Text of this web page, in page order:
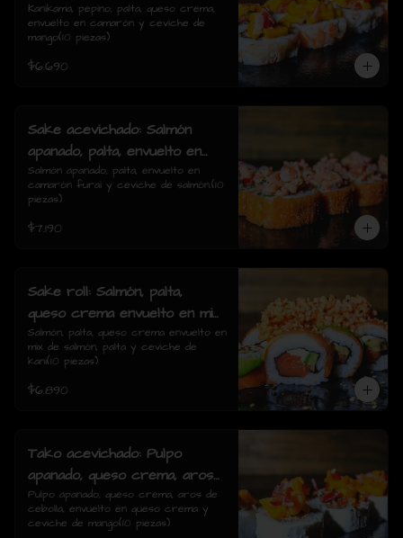
envuelto en camarón y
ceviche de mango(10 piezas)
Kanikama, pepino, palta, queso crema,
envuelto en camarón y ceviche de
mango(10 piezas)
$6.690
Sake acevichado: Salmón
apanado, palta, envuelto en
camarón furai y ceviche de
salmón.(10 piezas)
Salmón apanado, palta, envuelto en
camarón furai y ceviche de salmón.(10
piezas)
$7.190
Sake roll: Salmón, palta,
queso crema envuelto en mix
de salmón, palta y ceviche de
kani(10 piezas)
Salmón, palta, queso crema envuelto en
mix de salmón, palta y ceviche de
kani(10 piezas)
$6.890
Tako acevichado: Pulpo
apanado, queso crema, aros
de cebolla, envuelto en queso
crema y ceviche de mango(10
Pulpo apanado, queso crema, aros de
cebolla, envuelto en queso crema y
ceviche de mango(10 piezas)